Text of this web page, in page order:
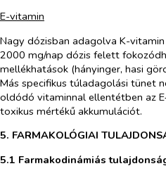
E-vitamin
Nagy dózisban adagolva K-
2000 mg/nap dózis felett
mellékhatások (hányinger, hasi
Más specifikus túladagolási tünet
oldódó vitaminnal ellentétben az
toxikus mértékű akkumulációt.
5. FARMAKOLÓGIAI
5.1 Farmakodinámiás